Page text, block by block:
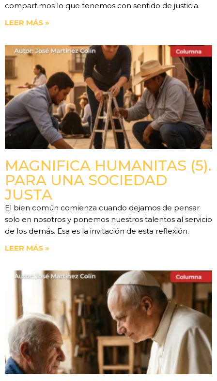
compartimos lo que tenemos con sentido de justicia.
LEER MÁS »
MAGNIFICA HUMANITAS (5).
PARA UNA SOCIEDAD
JUSTA
El bien común comienza cuando dejamos de pensar
solo en nosotros y ponemos nuestros talentos al servicio
de los demás. Esa es la invitación de esta reflexión.
LEER MÁS »